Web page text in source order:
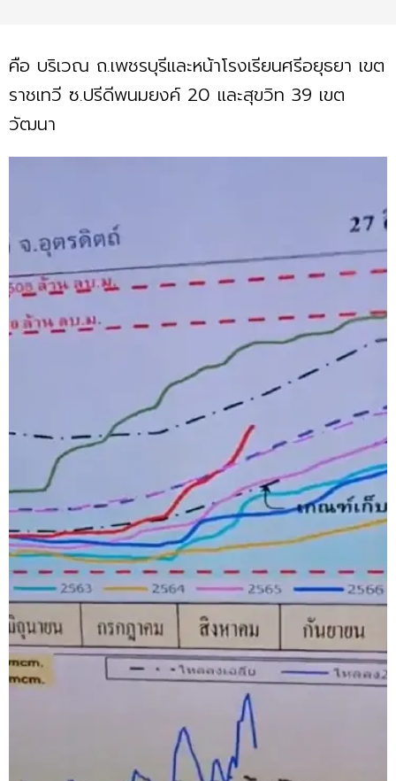
คือ บริเวณ ถ.เพชรบุรีและหน้าโรงเรียนศรีอยุธยา เขต
ราชเทวี ซ.ปรีดีพนมยงค์ 20 และสุขวิท 39 เขต
วัฒนา